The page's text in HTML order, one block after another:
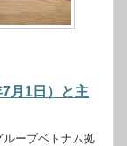
月1日）と主
ープベトナム拠